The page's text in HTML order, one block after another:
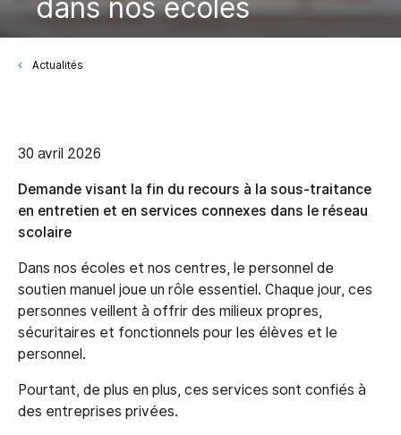
dans nos écoles
Actualités
30 avril 2026
Demande visant la fin du recours à la sous-traitance
en entretien et en services connexes dans le réseau
scolaire
Dans nos écoles et nos centres, le personnel de
soutien manuel joue un rôle essentiel. Chaque jour, ces
personnes veillent à offrir des milieux propres,
sécuritaires et fonctionnels pour les élèves et le
personnel.
Pourtant, de plus en plus, ces services sont confiés à
des entreprises privées.